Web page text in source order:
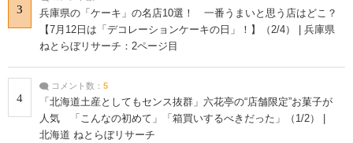
3
兵庫県の「ケーキ」の名店10選！ 一番うまいと思う店はどこ？
【7月12日は「デコレーションケーキの日」！】（2/4） | 兵庫県
ねとらぼリサーチ：2ページ目
4
コメント数： 5
「北海道土産としてもセンス抜群」六花亭の“店舗限定”お菓子が
人気 「こんなの初めて」「箱買いするべきだった」（1/2） |
北海道 ねとらぼリサーチ